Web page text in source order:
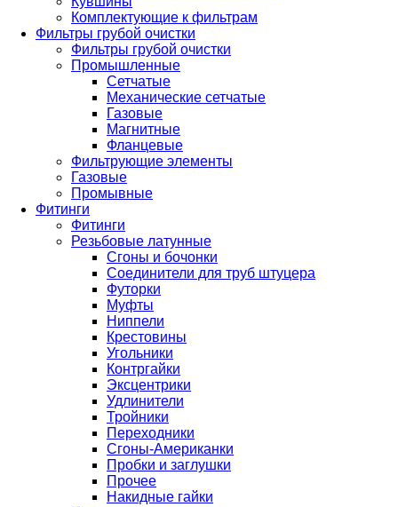
Комплектующие к фильтрам
Фильтры грубой очистки
Фильтры грубой очистки
Промышленные
Сетчатые
Механические сетчатые
Газовые
Магнитные
Фланцевые
Фильтрующие элементы
Газовые
Промывные
Фитинги
Фитинги
Резьбовые латунные
Сгоны и бочонки
Соединители для труб штуцера
Футорки
Муфты
Ниппели
Крестовины
Угольники
Контргайки
Эксцентрики
Удлинители
Тройники
Переходники
Сгоны-Американки
Пробки и заглушки
Прочее
Накидные гайки